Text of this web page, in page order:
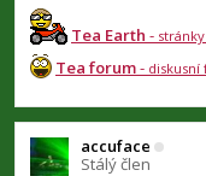
Tea Earth -
Tea forum-
accuface
Stálý člen